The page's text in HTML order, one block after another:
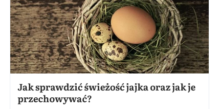
Jak sprawdzić świeżość jajka oraz jak je
przechowywać?